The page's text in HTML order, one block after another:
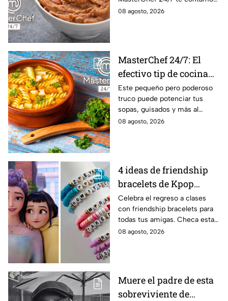
la receta.
08 agosto, 2026
MasterChef 24/7: El
efectivo tip de cocina
de las abuelas para
darle sabor extra al
caldillo
Este pequeño pero poderoso
truco puede potenciar tus
sopas, guisados y más al
máximo.
08 agosto, 2026
4 ideas de friendship
bracelets de Kpop
Demon Hunters para
intercambiar con tus
mejores amigas este
regreso a clases
Celebra el regreso a clases
con friendship bracelets para
todas tus amigas. Checa estas
4 ideas inspiradas en Kpop
08 agosto, 2026
Muere el padre de esta
sobreviviente de